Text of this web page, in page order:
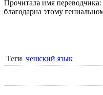
Прочитала имя
благодарна этому
Теги чешский язык